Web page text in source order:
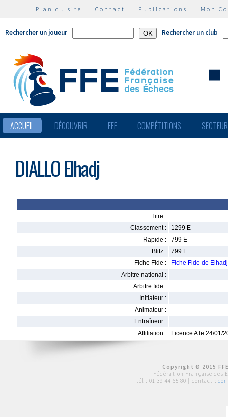
Plan du site | Contact | Publications | Mon
Rechercher un joueur Rechercher un club
ACCUEIL DÉCOUVRIR FFE COMPÉTITIONS
DIALLO Elhadj
Titre :
Classement :
1299 E
Rapide :
799 E
Blitz :
799 E
Fiche Fide :
Fiche Fide de
Arbitre national :
Arbitre fide :
Initiateur :
Animateur :
Entraîneur :
Affiliation :
Licence A le 24/01/
Copyright © 2015
Fédération Française des
tél : 01 39 44 65 80 | contact :